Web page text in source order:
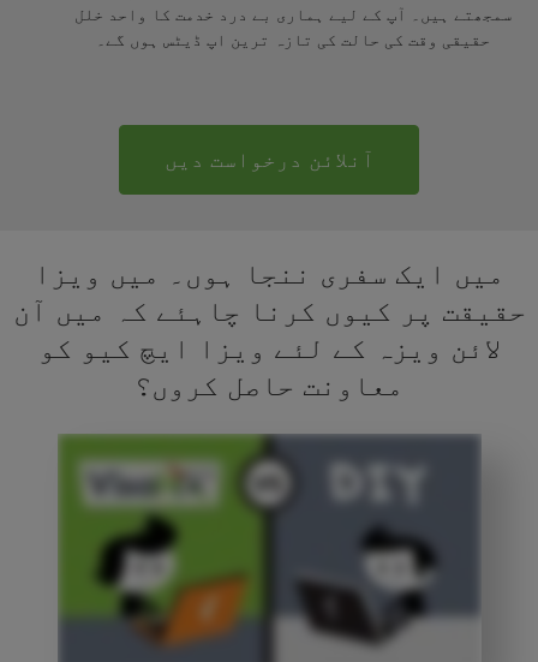
سمجھتے ہیں۔ آپ کے لیے ہماری بے درد خدمت کا واحد خلل
حقیقی وقت کی حالت کی تازہ ترین اپ ڈیٹس ہوں گے۔
آنلائن درخواست دیں
میں ایک سفری ننجا ہوں۔ میں ویزا
حقیقت پر کیوں کرنا چاہئے کہ میں آن
لائن ویزہ کے لئے ویزا ایچ کیو کو
معاونت حاصل کروں؟